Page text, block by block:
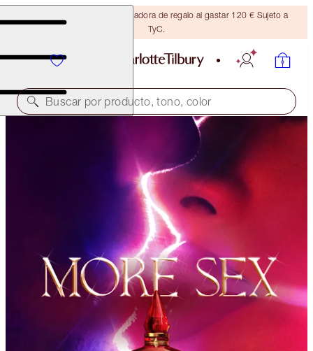
Consigue una brocha bronceadora de regalo al gastar 120 € Sujeto a
TyC.
Buscar por producto, tono, color